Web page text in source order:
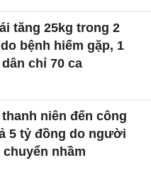
tăng 25kg trong 2
bệnh hiếm gặp, 1
chỉ 70 ca
thanh niên đến công
5 tỷ đồng do người
chuyển nhầm